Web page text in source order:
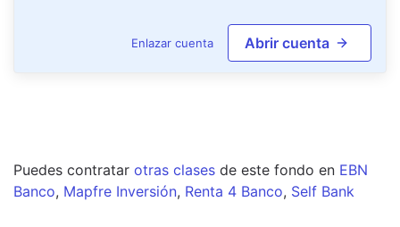
Enlazar cuenta Abrir cuenta
Puedes contratar otras clases de este fondo en EBN
Banco, Mapfre Inversión, Renta 4 Banco, Self Bank